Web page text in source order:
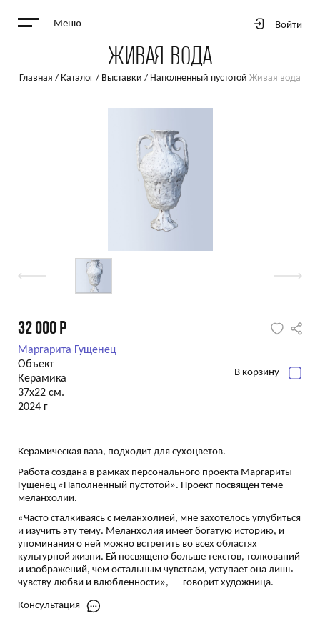
Меню Войти
ЖИВАЯ ВОДА
Главная / Каталог / Выставки / Наполненный пустотой Живая вода
32 000 Р
Маргарита Гущенец
Объект
Керамика
37х22 см.
2024 г
В корзину
Керамическая ваза, подходит для сухоцветов.
Работа создана в рамках персонального проекта Маргариты
Гущенец «Наполненный пустотой». Проект посвящен теме
меланхолии.
«Часто сталкиваясь с меланхолией, мне захотелось углубиться
и изучить эту тему. Меланхолия имеет богатую историю, и
упоминания о ней можно встретить во всех областях
культурной жизни. Ей посвящено больше текстов, толкований
и изображений, чем остальным чувствам, уступает она лишь
чувству любви и влюбленности», — говорит художница.
Консультация